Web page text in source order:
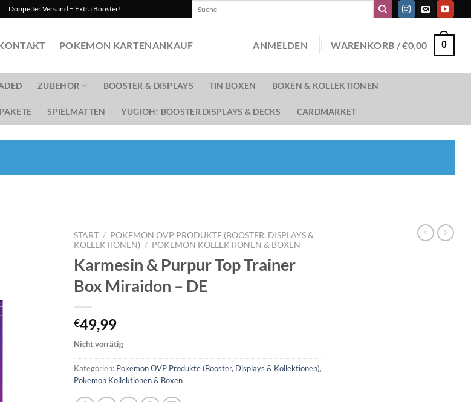
Doppelter Versand = Extra Booster!
POKEMON KARTENANKAUF ANMELDEN WARENKORB /€0,00 0
ZUBEHÖR BOOSTER & DISPLAYS TIN BOXEN BOXEN & KOLLEKTIONEN
SPIELMATTEN YUGIOH! BOOSTER DISPLAYS & DECKS CARDMARKET
START / POKEMON OVP PRODUKTE (BOOSTER, DISPLAYS &
KOLLEKTIONEN) / POKEMON KOLLEKTIONEN & BOXEN
Karmesin & Purpur Top Trainer
Box Miraidon – DE
€49,99
Nicht vorrätig
Kategorien: Pokemon OVP Produkte (Booster, Displays & Kollektionen),
Pokemon Kollektionen & Boxen